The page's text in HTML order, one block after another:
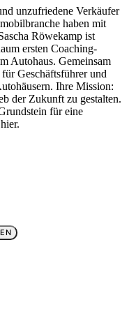
unzufriedene Verkäufer
haben mit
Röwekamp ist
ersten Coaching-
Autohaus. Gemeinsam
Geschäftsführer und
Ihre Mission:
der Zukunft zu gestalten.
für eine